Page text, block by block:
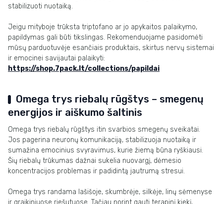
stabilizuoti nuotaiką.
Jeigu mityboje trūksta triptofano ar jo apykaitos palaikymo,
papildymas gali būti tikslingas. Rekomenduojame pasidomėti
mūsų parduotuvėje esančiais produktais, skirtus nervų sistemai
ir emocinei savijautai palaikyti:
https://shop.7pack.lt/collections/papildai
Omega trys riebalų rūgštys – smegenų
energijos ir aiškumo šaltinis
Omega trys riebalų rūgštys itin svarbios smegenų sveikatai.
Jos pagerina neuronų komunikaciją, stabilizuoja nuotaiką ir
sumažina emocinius svyravimus, kurie žiemą būna ryškiausi.
Šių riebalų trūkumas dažnai sukelia nuovargį, dėmesio
koncentracijos problemas ir padidintą jautrumą stresui.
Omega trys randama lašišoje, skumbrėje, silkėje, linų sėmenyse
ir graikiniuose riešutuose. Tačiau norint gauti terapinį kiekį,